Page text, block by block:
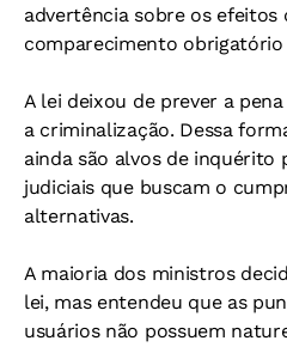
advertência sobre os efeitos
comparecimento
A lei deixou de prever a
a criminalização. Dessa
ainda são alvos de inquérito
judiciais que buscam o
alternativas.
A maioria dos ministros
lei, mas entendeu que as
usuários não possuem